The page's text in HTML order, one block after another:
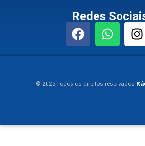
Redes
© 2025Todos os direitos reservados